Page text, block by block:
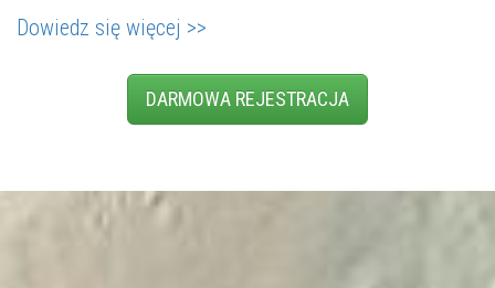
Dowiedz się więcej >>
DARMOWA REJESTRACJA